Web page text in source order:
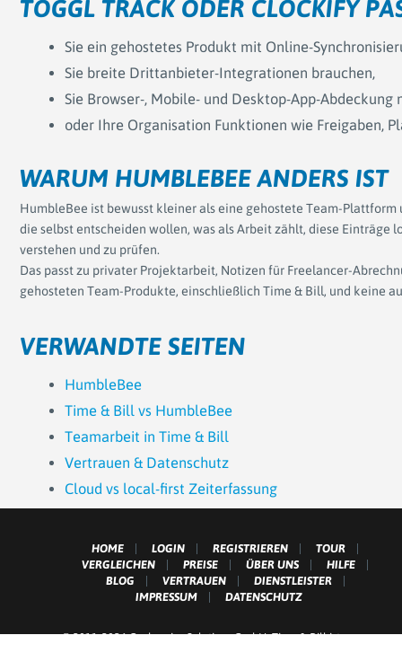
TOGGL TRACK ODER CLOCKIFY
Sie ein gehostetes Produkt mit Online-
Sie breite Drittanbieter-Integrationen brauchen,
Sie Browser-, Mobile- und Desktop-App-Abdeckung
oder Ihre Organisation Funktionen wie Freigaben,
WARUM HUMBLEBEE ANDERS IST
HumbleBee ist bewusst kleiner als eine gehostete Team-
die selbst entscheiden wollen, was als Arbeit zählt, diese
verstehen und zu prüfen.
Das passt zu privater Projektarbeit, Notizen für Freelancer-
gehosteten Team-Produkte, einschließlich Time & Bill, und keine
VERWANDTE SEITEN
HumbleBee
Time & Bill vs HumbleBee
Teamarbeit in Time & Bill
Vertrauen & Datenschutz
Cloud vs local-first Zeiterfassung
HOME LOGIN REGISTRIEREN
TOUR
VERGLEICHEN
PREISE ÜBER UNS
HILFE
BLOG
VERTRAUEN
DIENSTLEISTER
IMPRESSUM
DATENSCHUTZ
© 2011-2026 Grobmeier Solutions GmbH. Time & Bill ist